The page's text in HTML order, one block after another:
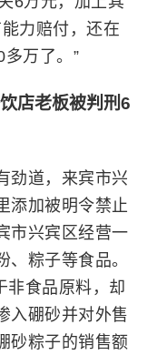
力赔付，还在
万了。”
店老板被判刑6
劲道，来宾市兴
添加被明令禁止
市兴宾区经营一
粽子等食品。
非食品原料，却
入硼砂并对外售
砂粽子的销售额